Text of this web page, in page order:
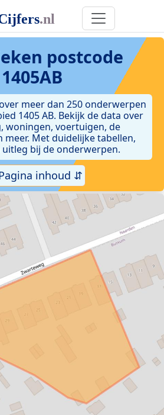
postcode
1405AB
meer dan 250 onderwerpen
1405 AB. Bekijk de data over
woningen, voertuigen, de
meer. Met duidelijke tabellen,
bij de onderwerpen.
inhoud ⇵